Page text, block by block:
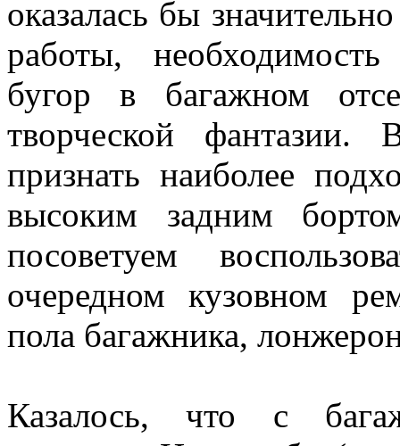
оказалась бы
работы,
бугор в багажном
творческой
признать наиболее
высоким задним
посоветуем
очередном кузовном
пола багажника,
Казалось, что с